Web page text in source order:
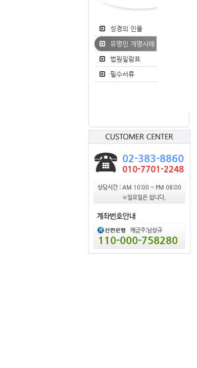
성경의 인물
유명인 개명사례
법원일람표
필수서류